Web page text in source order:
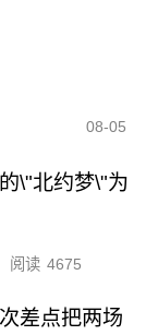
08-05
\"北约梦\"为
阅读 4675
差点把两场